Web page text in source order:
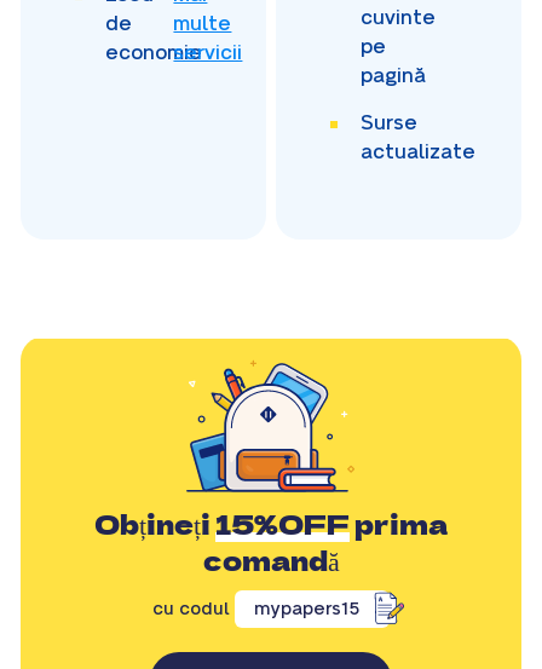
de
economie
multe
servicii
cuvinte
pe
pagină
Surse
actualizate
Obțineți15%OFFprima
comandă
cu codul mypapers15